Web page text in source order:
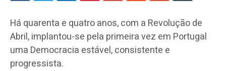
Há quarenta e quatro anos, com a Revolução de
Abril, implantou-se pela primeira vez em Portugal
uma Democracia estável, consistente e
progressista.